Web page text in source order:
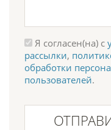
Я согласен(на) с
рассылки,
обработки
пользователей.